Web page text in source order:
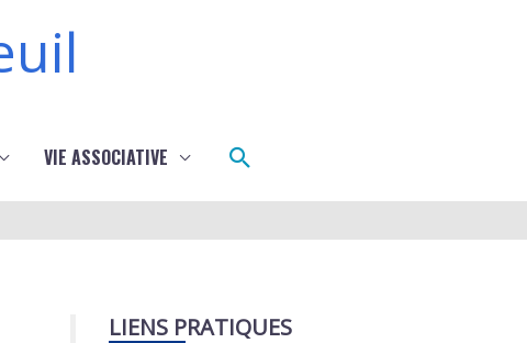
VIE ASSOCIATIVE Rechercher
LIENS PRATIQUES